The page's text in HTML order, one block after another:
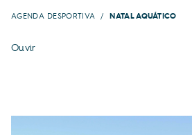
AGENDA DESPORTIVA NATAL AQUÁTICO
Ouvir